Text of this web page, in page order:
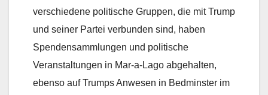
verschiedene politische Gruppen, die mit Trump
und seiner Partei verbunden sind, haben
Spendensammlungen und politische
Veranstaltungen in Mar-a-Lago abgehalten,
ebenso auf Trumps Anwesen in Bedminster im